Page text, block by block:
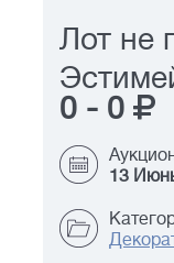
Лот не
0 - 0
13